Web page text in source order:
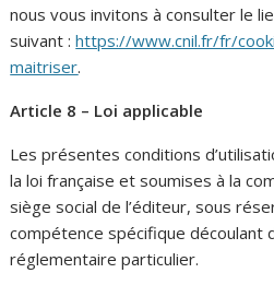
nous vous invitons à consulter le
suivant :https://www.cnil.fr/fr/
maitriser.
Article 8 – Loi applicable
Les présentes conditions
la loi française et soumises à la
siège social de l’éditeur, sous
compétence spécifique découlant
réglementaire particulier.